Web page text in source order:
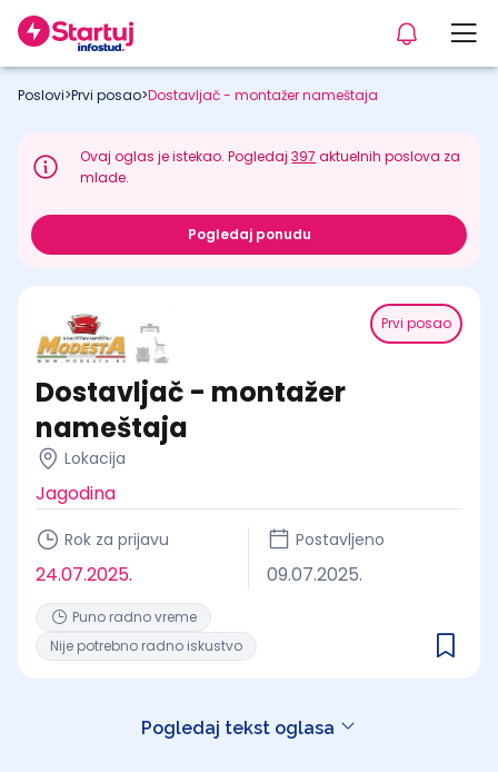
Poslovi>Prvi posao>Dostavljač - montažer nameštaja
Ovaj oglas je istekao. Pogledaj397 aktuelnih poslova za
mlade.
Pogledaj ponudu
Prvi posao
Dostavljač - montažer
nameštaja
Lokacija
Jagodina
Rok za prijavu
24.07.2025.
Postavljeno
09.07.2025.
Puno radno vreme
Nije potrebno radno iskustvo
Pogledaj tekst oglasa